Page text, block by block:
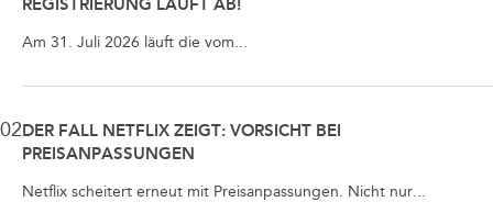
REGISTRIERUNG LÄUFT AB!
Am 31. Juli 2026 läuft die vom...
02 DER FALL NETFLIX ZEIGT: VORSICHT BEI
PREISANPASSUNGEN
Netflix scheitert erneut mit Preisanpassungen. Nicht nur...